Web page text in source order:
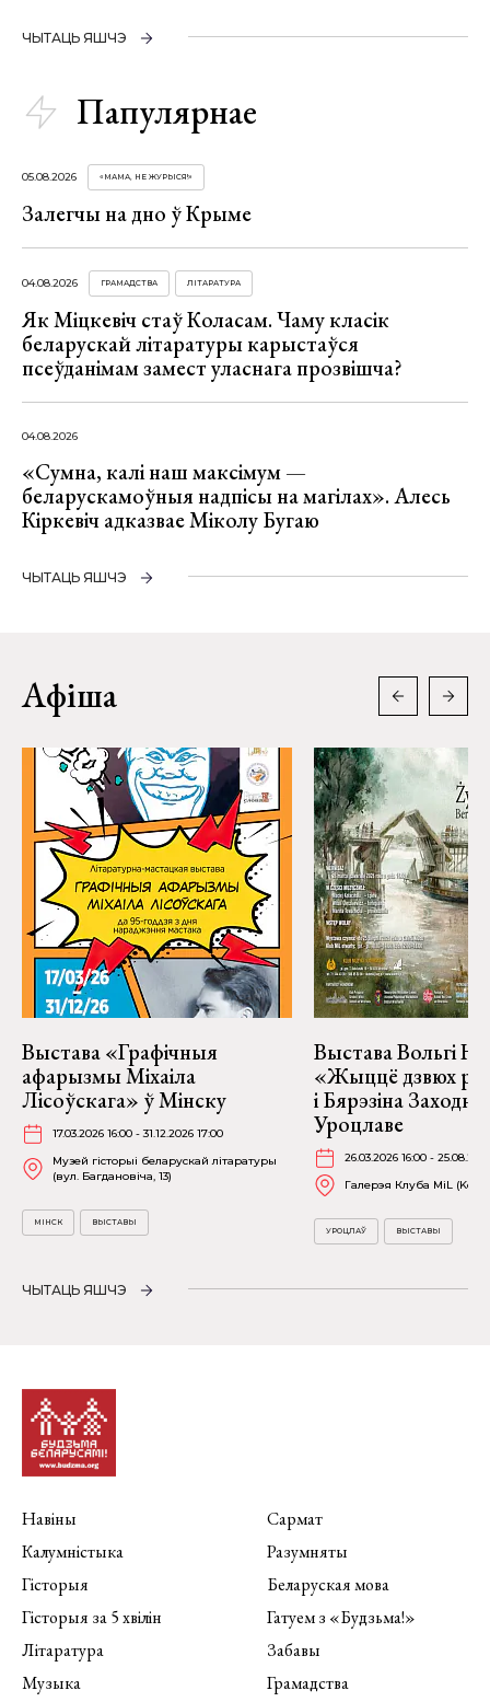
ЧЫТАЦЬ ЯШЧЭ
Папулярнае
05.08.2026 «МАМА, НЕ ЖУРЫСЯ!»
Залегчы на дно ў Крыме
04.08.2026 ГРАМАДСТВА ЛІТАРАТУРА
Як Міцкевіч стаў Коласам. Чаму класік
беларускай літаратуры карыстаўся
псеўданімам замест уласнага прозвішча?
04.08.2026
«Сумна, калі наш максімум —
беларускамоўныя надпісы на магілах». Алесь
Кіркевіч адказвае Міколу Бугаю
ЧЫТАЦЬ ЯШЧЭ
Афіша
Выстава «Графічныя
афарызмы Міхаіла
Лісоўскага» ў Мінску
17.03.2026 16:00 - 31.12.2026 17:00
Музей гісторыі беларускай літаратуры
(вул. Багдановіча, 13)
МІНСК ВЫСТАВЫ
Выстава Вольгі
«Жыццё дзвюх
і Бярэзіна
Уроцлаве
26.03.2026 16:00 -
Галерэя Клуба MiL
УРОЦЛАЎ ВЫСТАВЫ
ЧЫТАЦЬ ЯШЧЭ
Навіны
Калумністыка
Гісторыя
Гісторыя за 5 хвілін
Літаратура
Музыка
Сармат
Разумняты
Беларуская мова
Гатуем з «Будзьма!»
Забавы
Грамадства